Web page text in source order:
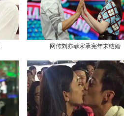
网传刘亦菲宋承宪年末结婚